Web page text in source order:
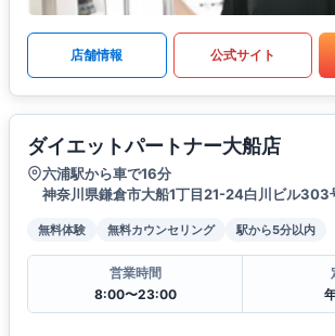
店舗情報 公式サイト
ダイエットパートナー大船店
六浦駅から車で16分
神奈川県鎌倉市大船1丁目21-24白川ビル303
無料体験 無料カウンセリング 駅から5分以内
営業時間
8:00〜23:00